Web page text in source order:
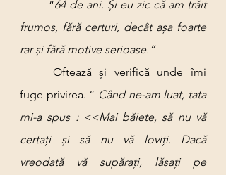
	“
64 de ani. Și eu zic că am trăit
frumos, fără certuri, decât așa foarte
rar și fără motive serioase.”
fuge privirea. “ Când ne-am luat, tata
mi-a spus : <<Mai băiete, să nu vă
certați și să nu vă loviți. Dacă
vreodată vă supărați, lăsați pe